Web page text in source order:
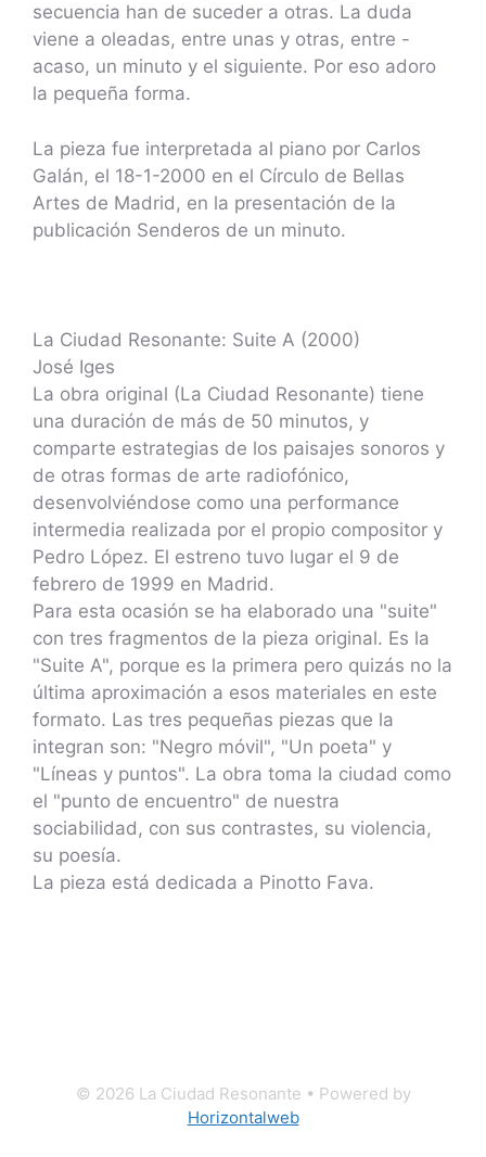
secuencia han de suceder a otras. La duda
viene a oleadas, entre unas y otras, entre -
acaso, un minuto y el siguiente. Por eso adoro
la pequeña forma.
La pieza fue interpretada al piano por Carlos
Galán, el 18-1-2000 en el Círculo de Bellas
Artes de Madrid, en la presentación de la
publicación Senderos de un minuto.
La Ciudad Resonante: Suite A (2000)
José Iges
La obra original (La Ciudad Resonante) tiene
una duración de más de 50 minutos, y
comparte estrategias de los paisajes sonoros y
de otras formas de arte radiofónico,
desenvolviéndose como una performance
intermedia realizada por el propio compositor y
Pedro López. El estreno tuvo lugar el 9 de
febrero de 1999 en Madrid.
Para esta ocasión se ha elaborado una "suite"
con tres fragmentos de la pieza original. Es la
"Suite A", porque es la primera pero quizás no la
última aproximación a esos materiales en este
formato. Las tres pequeñas piezas que la
integran son: "Negro móvil", "Un poeta" y
"Líneas y puntos". La obra toma la ciudad como
el "punto de encuentro" de nuestra
sociabilidad, con sus contrastes, su violencia,
su poesía.
La pieza está dedicada a Pinotto Fava.
© 2026 La Ciudad Resonante • Powered by
Horizontalweb